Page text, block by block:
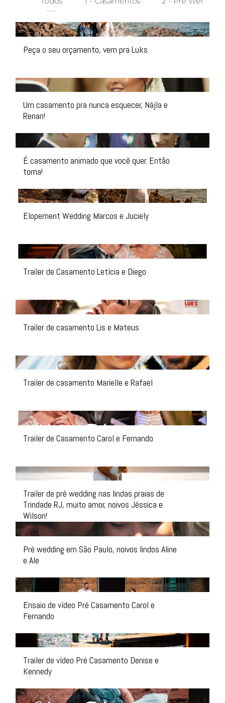
Peça o seu orçamento, vem pra Luks
Um casamento pra nunca esquecer, Nájla e
Renan!
É casamento animado que você quer. Então
toma!
Elopement Wedding Marcos e Juciely
Trailer de Casamento Letícia e Diego
Trailer de casamento Lis e Mateus
Trailer de casamento Marielle e Rafael
Trailer de Casamento Carol e Fernando
Trailer de pré wedding nas lindas praias de
Trindade RJ, muito amor, noivos Jéssica e
Wilson!
Pré wedding em São Paulo, noivos lindos Aline
e Ale
Ensaio de vídeo Pré Casamento Carol e
Fernando
Trailer de vídeo Pré Casamento Denise e
Kennedy